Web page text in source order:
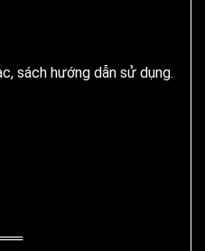
sách hướng dẫn sử dụng.